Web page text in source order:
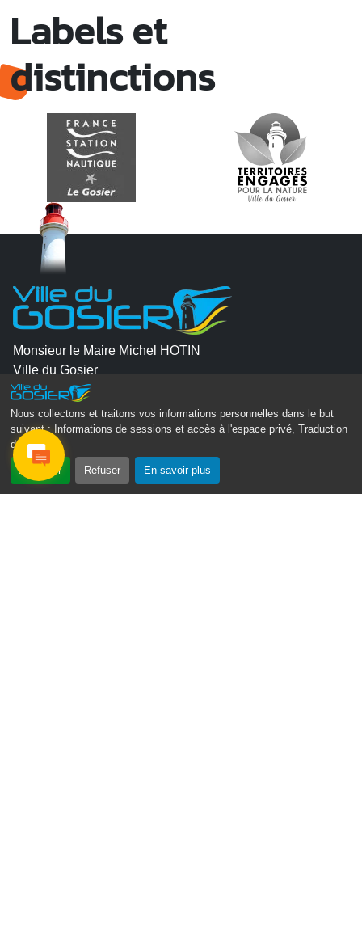
Nous collectons et traitons vos informations personnelles dans le but
suivant :
Informations de sessions et accès à l'espace privé, Traduction
des pages .
Accepter Refuser En savoir plus
Labels et
distinctions
Monsieur le Maire Michel HOTIN
Ville du Gosier
67, Boulevard du Général de Gaulle
97190 Le Gosier
Tél.05 90 84 86 86
Envoyer un email
Contacter la P.R.A.D.A